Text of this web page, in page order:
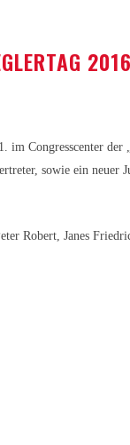
im Congresscenter der
sowie ein neuer
Robert, Janes